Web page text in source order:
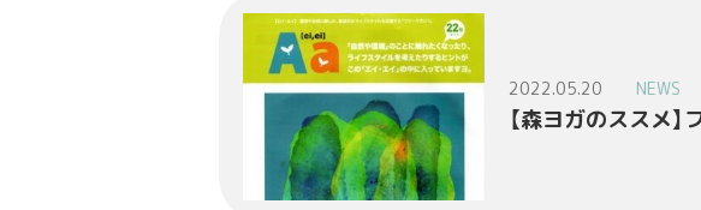
2022.05.20 NEWS
【森ヨガのススメ】